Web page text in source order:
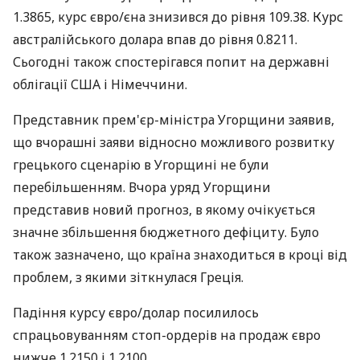
1.3865, курс євро/єна знизився до рівня 109.38. Курс
австралійського долара впав до рівня 0.8211.
Сьогодні також спостерігався попит на державні
облігації США і Німеччини.
Представник прем'єр-міністра Угорщини заявив,
що вчорашні заяви відносно можливого розвитку
грецького сценарію в Угорщині не були
перебільшенням. Вчора уряд Угорщини
представив новий прогноз, в якому очікується
значне збільшення бюджетного дефіциту. Було
також зазначено, що країна знаходиться в кроці від
проблем, з якими зіткнулася Греція.
Падіння курсу євро/долар посилилось
спрацьовуванням стоп-ордерів на продаж євро